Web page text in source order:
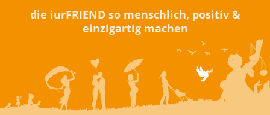
die iurFRIEND so menschlich, positiv &
einzigartig machen